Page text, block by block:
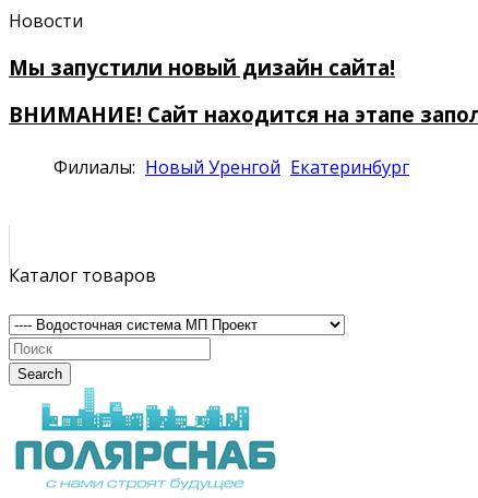
Новости
Мы запустили новый дизайн сайта!
ВНИМАНИЕ! Сайт находится на этапе
Филиалы: Новый Уренгой Екатеринбург
Каталог товаров
Search